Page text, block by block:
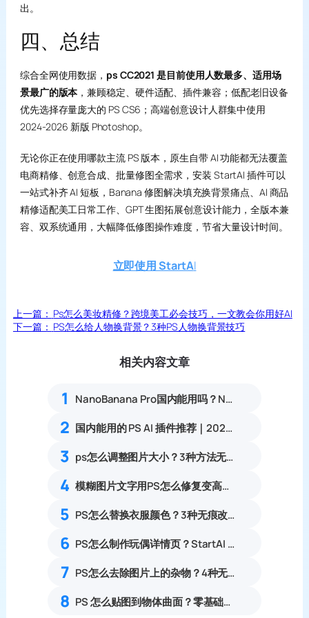
出。
四、总结
综合全网使用数据， ps CC2021 是目前使用人数最多、适用场
景最广的版本，兼顾稳定、硬件适配、插件兼容；低配老旧设备
优先选择存量庞大的 PS CS6；高端创意设计人群集中使用
2024-2026 新版 Photoshop。
无论你正在使用哪款主流 PS 版本，原生自带 AI 功能都无法覆盖
电商精修、创意合成、批量修图全需求，安装 StartAI 插件可以
一站式补齐 AI 短板，Banana 修图解决填充换背景痛点、AI 商品
精修适配美工日常工作、GPT 生图拓展创意设计能力，全版本兼
容、双系统通用，大幅降低修图操作难度，节省大量设计时间。
立即使用 StartAI
上一篇： Ps怎么美妆精修？跨境美工必会技巧，一文教会你用好AI
下一篇： PS怎么给人物换背景？3种PS人物换背景技巧
相关内容文章
1 NanoBanana Pro国内能用吗？Nano banana使用教程
2 国内能用的 PS AI 插件推荐｜2026 4款AI插件最新实测
3 ps怎么调整图片大小？3种方法无损放大插件教程
4 模糊图片文字用PS怎么修复变高清？3种文字清晰化方法教程
5 PS怎么替换衣服颜色？3种无痕改色保留纹理零基础教程
6 PS怎么制作玩偶详情页？StartAI 5分钟搞定详情页制作
7 PS怎么去除图片上的杂物？4种无痕去除画面多余物体实操教程
8 PS 怎么贴图到物体曲面？零基础产品贴图贴合实操教程